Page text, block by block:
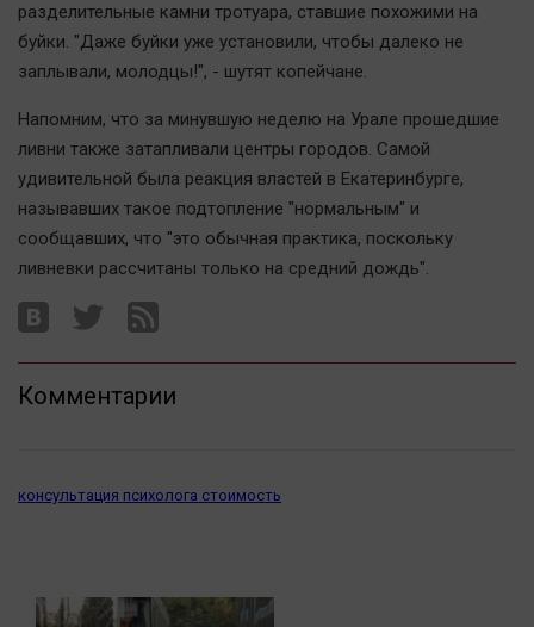
Hедвижимость
Образование
Автомобили
XX век: криминальные уроки
Банки
Медиаграмотность
Медицина
Новости компаний
Спецпроект
Другие рубрики
Online-консультация
разделительные камни тротуара, ставшие похожими на
буйки. "Даже буйки уже установили, чтобы далеко не
заплывали, молодцы!", - шутят копейчане.
Напомним, что за минувшую неделю на Урале прошедшие
ливни также затапливали центры городов. Самой
удивительной была реакция властей в Екатеринбурге,
называвших такое подтопление "нормальным" и
сообщавших, что "это обычная практика, поскольку
ливневки рассчитаны только на средний дождь".
Комментарии
консультация психолога стоимость